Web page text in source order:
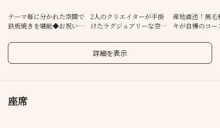
テーマ毎に分かれた空間で
鉄板焼きを堪能◆お祝いや
2人のクリエイターが手掛
けたラグジュアリーな空間
産地直送！黒毛
キが自慢のコー
詳細を表示
座席